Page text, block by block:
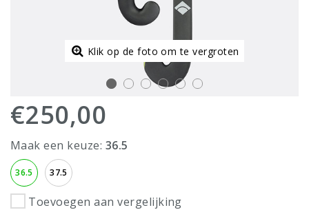
Klik op de foto om te vergroten
€250,00
Maak een keuze: 36.5
36.5 37.5
Toevoegen aan vergelijking